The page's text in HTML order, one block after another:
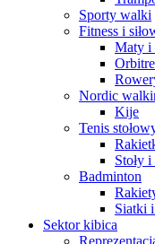
Sporty walki
Fitness i
Maty i
Nordic
Kije
Tenis
Stoły
Badminton
Siatki i
Sektor kibica